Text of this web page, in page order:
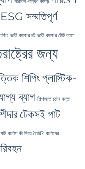
পরিবেশ-বান্ধব কাপড়
ESG সম্মতিপূর্ণ
ভারী কাজের চট ভারী কাজের টোট ব্যাগ
জন্য
শিপিংপ্লাস্টিক-
ব্যাগ শিল্পজাত চটের বস্তা
টেকসই পাট
বার্লাপ কী দিয়ে তৈরি? বার্লাপের